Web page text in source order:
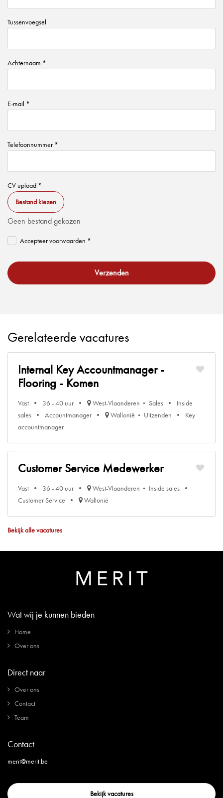
Tussenvoegsel
Achternaam *
E-mail *
Telefoonnummer *
CV upload *
Bestand kiezen
Geen bestand gekozen
Accepteer voorwaarden *
Verzenden
Gerelateerde vacatures
Internal Key Accountmanager -
Flooring - Komen
Vast 36 - 40 uur West-Vlaanderen Sales
Inside
sales
Accountmanager Wallonië Uitzenden
Key
accountmanager
Customer Service Medewerker
Vast 36 - 40 uur West-Vlaanderen
Inside sales
Customer Service
Wallonië
Bekijk alle vacatures
Wat wij je kunnen bieden
Home
Over ons
Direct naar
Over ons
Contact
Team
Contact
merit@merit.be
Bekijk vacatures